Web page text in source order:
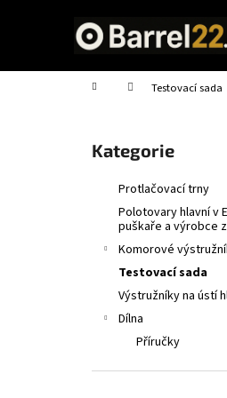
Domů Testovací sada
Přeskočit
kategorie
Kategorie
Protlačovací trny
Polotovary hlavní v
puškaře a výrobce
Komorové
Testovací sada
Výstružníky na ústí
Dílna
Příručky
í
Zpět
do
Zpět
do